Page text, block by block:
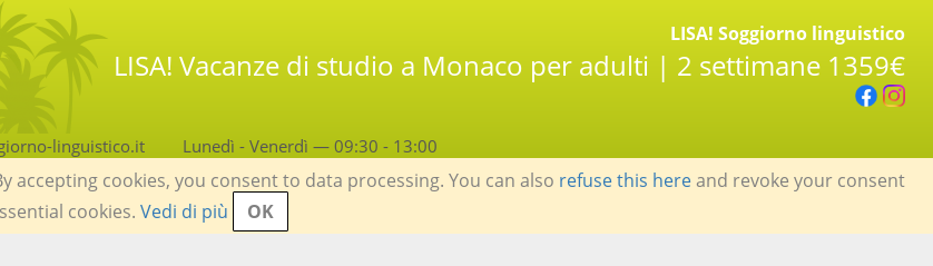
LISA! Soggiorno linguistico
LISA! Vacanze di studio a Monaco per adulti | 2 settimane 1359€
linguistico.it Lunedì - Venerdì — 09:30 - 13:00
cookies, you consent to data processing. You can also refuse this hereand revoke your consent
cookies. Vedi di più OK